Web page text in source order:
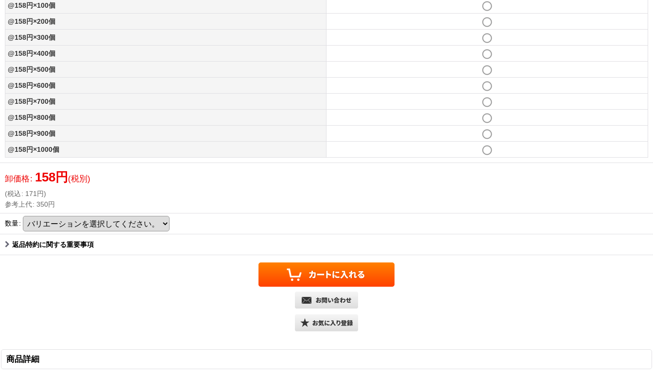
@158円×100個
@158円×200個
@158円×300個
@158円×400個
@158円×500個
@158円×600個
@158円×700個
@158円×800個
@158円×900個
@158円×1000個
卸価格: 158円 (税別)
(税込: 171 円)
参考上代: 350円
数量:
返品特約に関する重要事項
商品詳細